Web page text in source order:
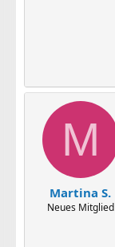
M
Martina S.
Neues Mitglied